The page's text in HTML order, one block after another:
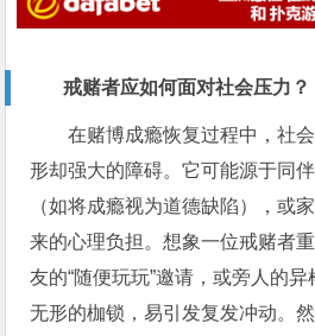
戒赌者应如何面对社会压力？
在赌博成瘾恢复过程中，社
形却强大的障碍。它可能源于同
（如将成瘾视为道德缺陷），或
来的心理负担。想象一位戒赌者
友的“随便玩玩”邀请，或旁人的
无形的枷锁，易引发复发冲动。